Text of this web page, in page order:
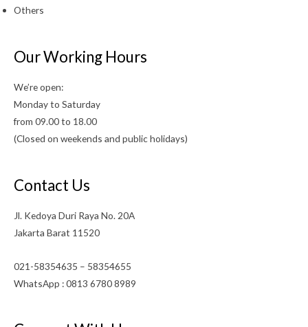
Others
Our Working Hours
We’re open:
Monday to Saturday
from 09.00 to 18.00
(Closed on weekends and public holidays)
Contact Us
Jl. Kedoya Duri Raya No. 20A
Jakarta Barat 11520
021-58354635 – 58354655
WhatsApp : 0813 6780 8989